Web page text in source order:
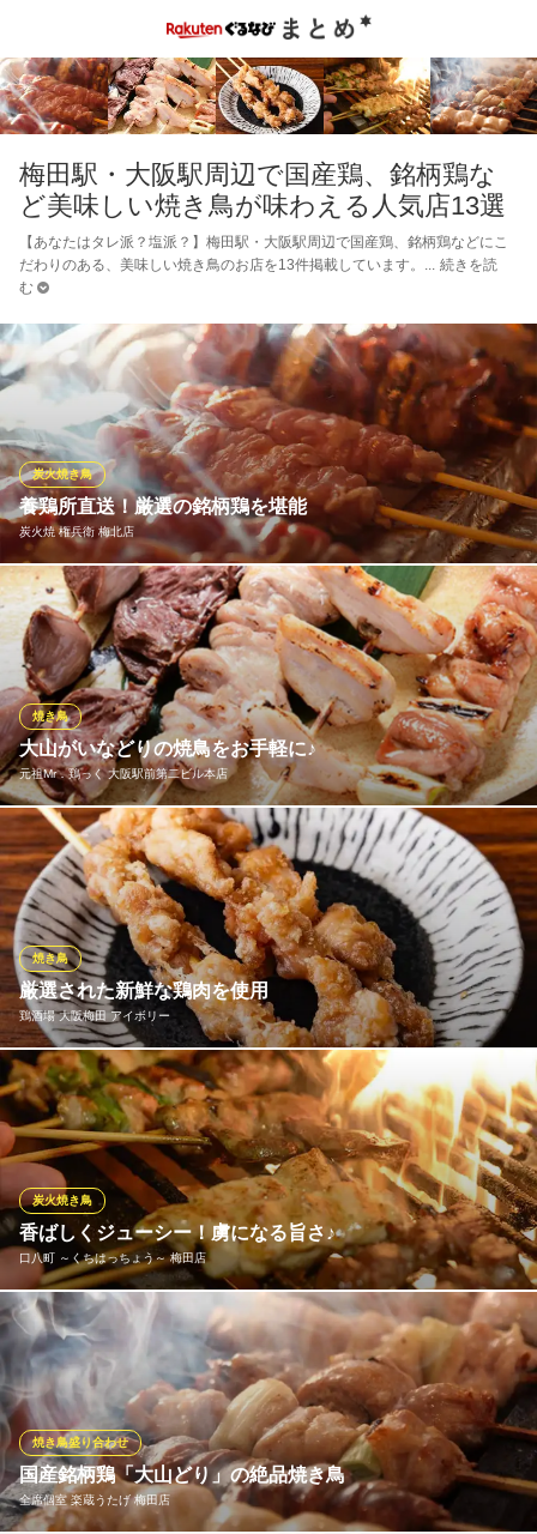
梅田駅・大阪駅周辺で国産鶏、銘柄鶏な
ど美味しい焼き鳥が味わえる人気店13選
【あなたはタレ派？塩派？】梅田駅・大阪駅周辺で国産鶏、銘柄鶏などにこ
だわりのある、美味しい焼き鳥のお店を13件掲載しています。
続きを読
む
養鶏所直送！厳選の銘柄鶏を堪能
炭火焼 権兵衛 梅北店
炭火焼き鳥
権兵衛名物！炭火の焼き鳥には、近江黒鶏・近江鶏・丹波黒どり
の3種の厳選鶏を使用。一本一本丁寧に時間をかけて焼きあげま
す。数量限定の希少部位も各種取り揃え、それぞれ素材ごとに美
味しい焼き加減でご提供。1978年の大阪八尾「とり福」創業以来
継ぎ足してきた秘伝のタレや厳選塩で食べ比べをお楽しみくださ
い。
炭火焼 権兵衛 梅北店
鮮魚と本格炭火焼き鳥
大阪メトロ御堂筋線梅田駅 徒歩3分
大阪府大阪市北区芝田2-3-23 メイプル芝田B1
大山がいなどりの焼鳥をお手軽に♪
元祖Mr．鶏っく 大阪駅前第二ビル本店
焼き鳥
当店の焼鳥には、適度な歯応えと締まった身が特徴の“大山がいな
どり”を使用。丁寧に串打ちを行い焼き上げた極上の一本を、タレ
または塩でお楽しみいただけます。一押しは「ねぎま」と
「肝」、そして一羽から2つしかとれない数量限定の希少部位「ソ
リレス」も♪
元祖Mr．鶏っく 大阪駅前第二ビル本店
居酒屋＆焼き鳥
ＪＲ東西線北新地駅 徒歩3分
大阪府大阪市北区梅田1-2-2 大阪駅前第二ビル B1
厳選された新鮮な鶏肉を使用
鶏酒場 大阪梅田 アイボリー
焼き鳥
各部位の特性を最大限に引き出す調理法で提供しています。特製
タレや秘伝のスパイスで味付けされた鶏の丸焼きやジューシーな
唐揚げは、一度食べたらやにつきになる味♪
鶏酒場 大阪梅田 アイボリー
鶏と創作逸品の大衆酒場
大阪メトロ四つ橋線西梅田駅 徒歩1分
大阪府大阪市北区梅田1-3-1 大阪駅前第1ビルB2
香ばしくジューシー！虜になる旨さ♪
口八町 ～くちはっちょう～ 梅田店
炭火焼き鳥
炭火で焼いて、鶏本来の旨味がギュッと凝縮された炭火焼鳥が自
慢！一つ一つの素材を丁寧に、職人が真心と情熱を込めて、絶妙
な火加減で仕上げております！炭の薫りと秘伝のタレが絡まって
極上の旨さに。1串90円（税抜）～とリーズナブルな価格でご用
意！野菜＆お肉や、かつお梅紫蘇を使用など、創作串も豊富にご
ざいます。
口八町 ～くちはっちょう～ 梅田店
国産銘柄鶏「大山どり」の絶品焼き鳥
全席個室 楽蔵うたげ 梅田店
焼き鳥盛り合わせ